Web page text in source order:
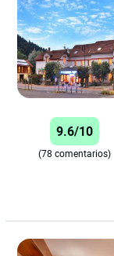
9.6/10
(78 comentarios)